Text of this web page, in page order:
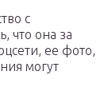
с
что она за
ее фото,
могут